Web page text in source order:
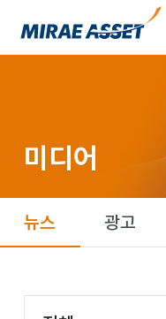
미디어
뉴스 광고